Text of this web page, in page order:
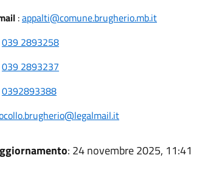
:appalti@comune.brugherio.mb.it
039 2893258
039 2893237
0392893388
: 24 novembre 2025, 11:41